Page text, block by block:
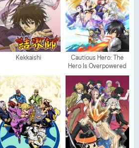
Kekkaishi
Cautious Hero: The
Hero Is Overpowered
but Overly Cautious